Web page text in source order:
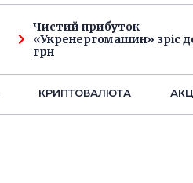
Чистий прибуток
«Укренергомашин» зріс
грн
КРИПТОВАЛЮТА